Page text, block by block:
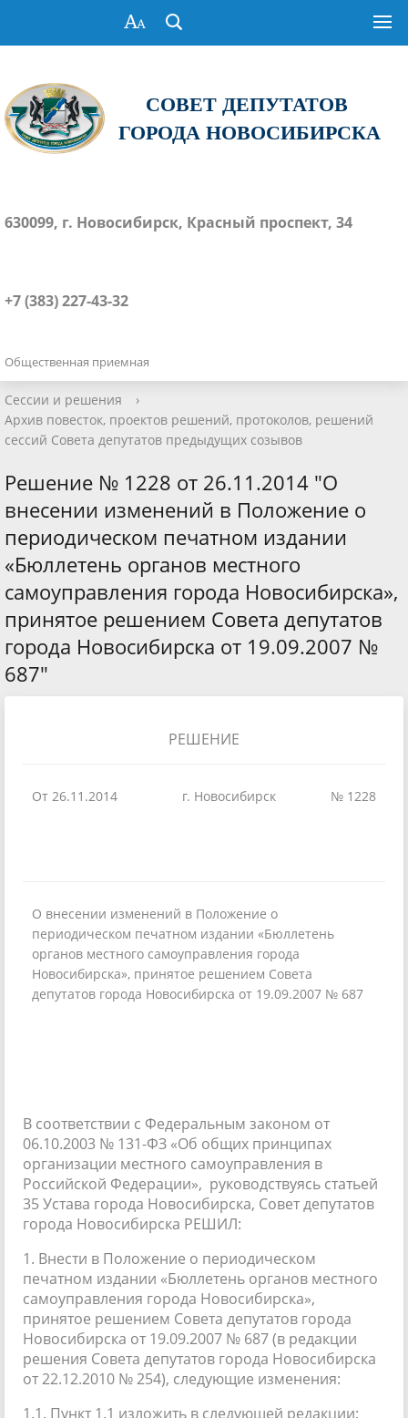
СОВЕТ ДЕПУТАТОВ
ГОРОДА НОВОСИБИРСКА
630099, г. Новосибирск, Красный проспект, 34
+7 (383) 227-43-32
Общественная приемная
Сессии и решения
›
Архив повесток, проектов решений, протоколов, решений
сессий Совета депутатов предыдущих созывов
Решение № 1228 от 26.11.2014 "О
внесении изменений в Положение о
периодическом печатном издании
«Бюллетень органов местного
самоуправления города Новосибирска»,
принятое решением Совета депутатов
города Новосибирска от 19.09.2007 №
687"
РЕШЕНИЕ
От 26.11.2014 г. Новосибирск № 1228
О внесении изменений в Положение о
периодическом печатном издании «Бюллетень
органов местного самоуправления города
Новосибирска», принятое решением Совета
депутатов города Новосибирска от 19.09.2007 № 687
В соответствии с Федеральным законом от
06.10.2003 № 131-ФЗ «Об общих принципах
организации местного самоуправления в
Российской Федерации», руководствуясь статьей
35 Устава города Новосибирска, Совет депутатов
города Новосибирска РЕШИЛ:
1. Внести в Положение о периодическом
печатном издании «Бюллетень органов местного
самоуправления города Новосибирска»,
принятое решением Совета депутатов города
Новосибирска от 19.09.2007 № 687 (в редакции
решения Совета депутатов города Новосибирска
от 22.12.2010 № 254), следующие изменения:
1.1. Пункт 1.1 изложить в следующей редакции: